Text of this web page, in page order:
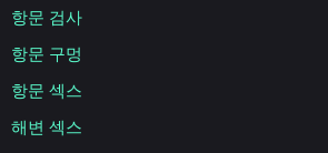
항문 검사
항문 구멍
항문 섹스
해변 섹스